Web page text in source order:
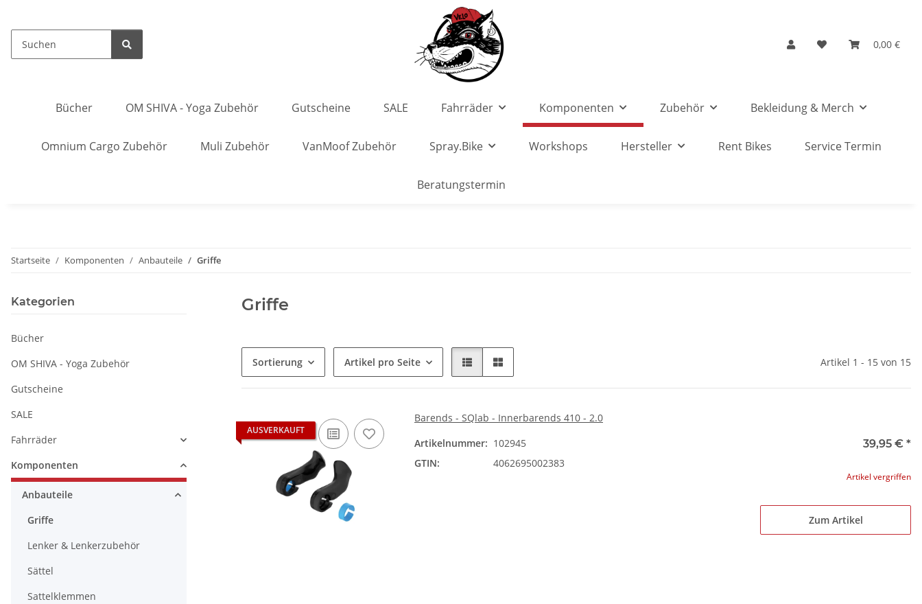
0,00 €
Bücher OM SHIVA - Yoga Zubehör Gutscheine SALE Fahrräder Komponenten Zubehör Bekleidung & Merch
Omnium Cargo Zubehör Muli Zubehör VanMoof Zubehör Spray.Bike Workshops Hersteller Rent Bikes Service Termin
Beratungstermin
Startseite Komponenten Anbauteile Griffe
Griffe
Sortierung Artikel pro Seite Artikel 1 - 15 von 15
AUSVERKAUFT
Barends - SQlab - Innerbarends 410 - 2.0
Artikelnummer: 102945
GTIN:
4062695002383
39,95 € *
Artikel vergriffen
Zum Artikel
Kategorien
Bücher
OM SHIVA - Yoga Zubehör
Gutscheine
SALE
Fahrräder
Komponenten
Anbauteile
Griffe
Lenker & Lenkerzubehör
Sättel
Sattelklemmen